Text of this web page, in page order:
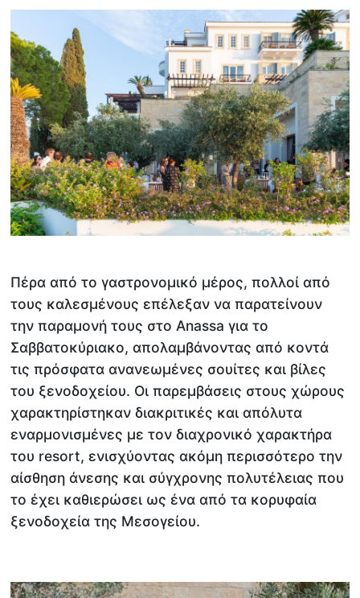
Πέρα από το γαστρονομικό μέρος, πολλοί από
τους καλεσμένους επέλεξαν να παρατείνουν
την παραμονή τους στο Anassa για το
Σαββατοκύριακο, απολαμβάνοντας από κοντά
τις πρόσφατα ανανεωμένες σουίτες και βίλες
του ξενοδοχείου. Οι παρεμβάσεις στους χώρους
χαρακτηρίστηκαν διακριτικές και απόλυτα
εναρμονισμένες με τον διαχρονικό χαρακτήρα
του resort, ενισχύοντας ακόμη περισσότερο την
αίσθηση άνεσης και σύγχρονης πολυτέλειας που
το έχει καθιερώσει ως ένα από τα κορυφαία
ξενοδοχεία της Μεσογείου.